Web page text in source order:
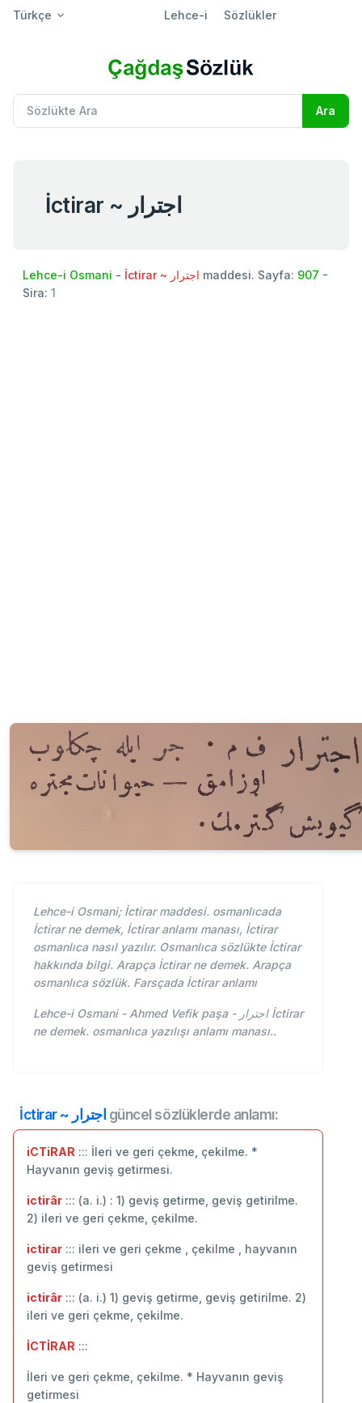
Türkçe Lehce-i Sözlükler
İctirar ~ اجترار
Lehce-i Osmani - İctirar ~ اجترار maddesi. Sayfa: 907 -
Sira: 1
Lehce-i Osmani; İctirar maddesi. osmanlıcada
İctirar ne demek, İctirar anlamı manası, İctirar
osmanlıca nasıl yazılır. Osmanlıca sözlükte İctirar
hakkında bilgi. Arapça İctirar ne demek. Arapça
osmanlıca sözlük. Farsçada İctirar anlamı
Lehce-i Osmani - Ahmed Vefik paşa - اجترار İctirar
ne demek. osmanlıca yazılışı anlamı manası..
İctirar ~ اجترار güncel sözlüklerde anlamı:
iCTiRAR ::: İleri ve geri çekme, çekilme. *
Hayvanın geviş getirmesi.
ictirâr ::: (a. i.) : 1) geviş getirme, geviş getirilme.
2) ileri ve geri çekme, çekilme.
ictirar ::: ileri ve geri çekme , çekilme , hayvanın
geviş getirmesi
ictirâr ::: (a. i.) 1) geviş getirme, geviş getirilme. 2)
ileri ve geri çekme, çekilme.
İCTİRAR :::
İleri ve geri çekme, çekilme. * Hayvanın geviş
getirmesi